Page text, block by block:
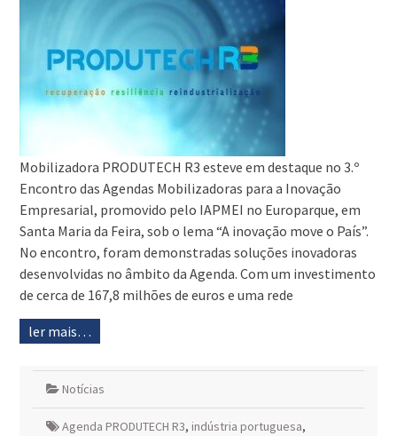
Mobilizadora PRODUTECH R3 esteve em destaque no 3.º
Encontro das Agendas Mobilizadoras para a Inovação
Empresarial, promovido pelo IAPMEI no Europarque, em
Santa Maria da Feira, sob o lema “A inovação move o País”.
No encontro, foram demonstradas soluções inovadoras
desenvolvidas no âmbito da Agenda. Com um investimento
de cerca de 167,8 milhões de euros e uma rede
ler mais…
Notícias
Agenda PRODUTECH R3, indústria portuguesa,